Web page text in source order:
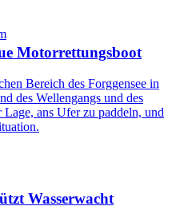
Motorrettungsboot
Bereich des Forggensee in
des Wellengangs und des
ans Ufer zu paddeln, und
Wasserwacht